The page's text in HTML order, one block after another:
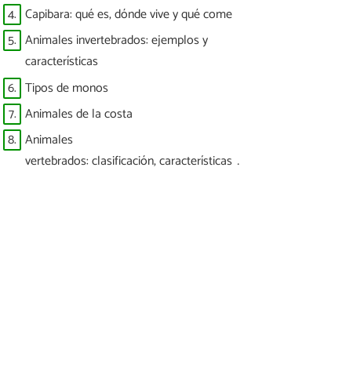
4. Capibara: qué es, dónde vive y qué come
5. Animales invertebrados: ejemplos y
características
6. Tipos de monos
7. Animales de la costa
8. Animales
vertebrados: clasificación, características y